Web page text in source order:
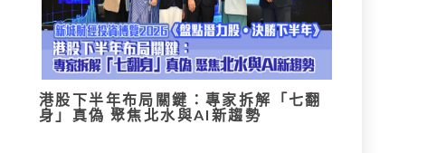
港股下半年布局關鍵：專家拆解「七翻
身」真偽 聚焦北水與AI新趨勢